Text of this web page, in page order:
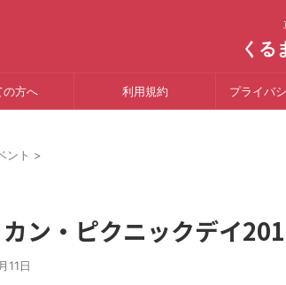
く
の方へ 利用規約 プライバ
ント >
ン・ピクニックデイ
11日